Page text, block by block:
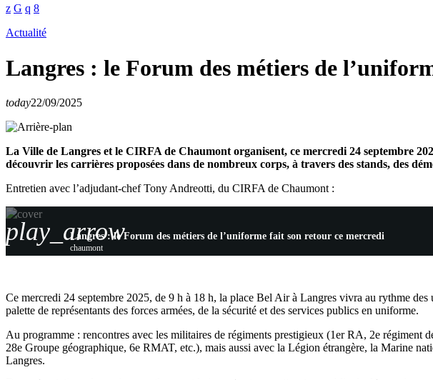
Actualité
Langres : le Forum des métiers de
today22/09/2025
La Ville de Langres et le CIRFA de Chaumont organisent, ce mercredi 24 septembre
découvrir les carrières proposées dans de nombreux corps, à travers des stands, des
Entretien avec l’adjudant-chef Tony Andreotti, du CIRFA de Chaumont :
play_arrowLangres : le Forum des métiers de l’uniforme fait son retour ce mercredi
chaumont
Ce mercredi 24 septembre 2025, de 9 h à 18 h, la place Bel Air à Langres vivra au rythme
palette de représentants des forces armées, de la sécurité et des services publics en uniforme.
Au programme : rencontres avec les militaires de régiments prestigieux (1er RA, 2e
28e Groupe géographique, 6e RMAT, etc.), mais aussi avec la Légion étrangère, la Marine
Langres.